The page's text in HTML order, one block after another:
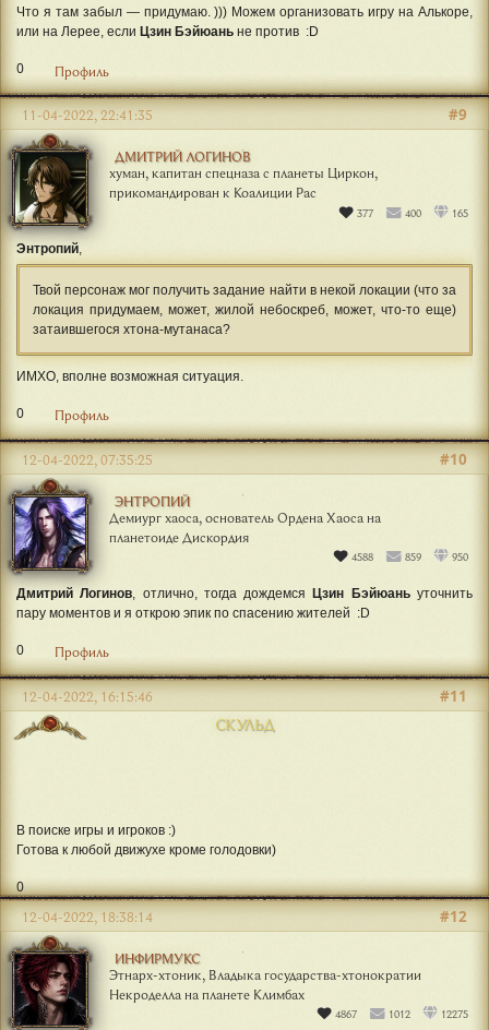
Что я там забыл — придумаю. ))) Можем организовать игру на Алькоре,
или на Лерее, если Цзин Бэйюань не против :D
0 Профиль
ДМИТРИЙ ЛОГИНОВ
хуман, капитан спецназа с планеты Циркон,
прикомандирован к Коалиции Рас
377 400 165
#9
11-04-2022, 22:41:35
Энтропий,
Твой персонаж мог получить задание найти в некой локации (что за
локация придумаем, может, жилой небоскреб, может, что-то еще)
затаившегося хтона-мутанаса?
ИМХО, вполне возможная ситуация.
0 Профиль
ЭНТРОПИЙ
Демиург хаоса, основатель Ордена Хаоса на
планетоиде Дискордия
4588 859 950
#10
12-04-2022, 07:35:25
Дмитрий Логинов , отлично, тогда дождемсяЦзин Бэйюаньуточнить
пару моментов и я открою эпик по спасению жителей :D
0 Профиль
СКУЛЬД
#11
12-04-2022, 16:15:46
В поиске игры и игроков :)
Готова к любой движухе кроме голодовки)
0
ИНФИРМУКС
Этнарх-хтоник, Владыка государства-хтонократии
Некроделла на планете Климбах
4867 1012 12275
#12
12-04-2022, 18:38:14